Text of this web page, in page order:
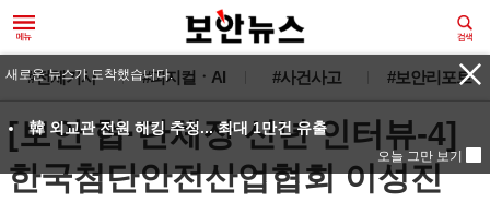
#전체기사 #피지컬ㆍAI #사건사고 #보안리포트
[보안 협·단체장 신년 인터뷰-4]
한국첨단안전산업협회 이성진
새로운 뉴스가 도착했습니다.
韓 외교관 전원 해킹 추정... 최대 1만건 유출
오늘 그만 보기